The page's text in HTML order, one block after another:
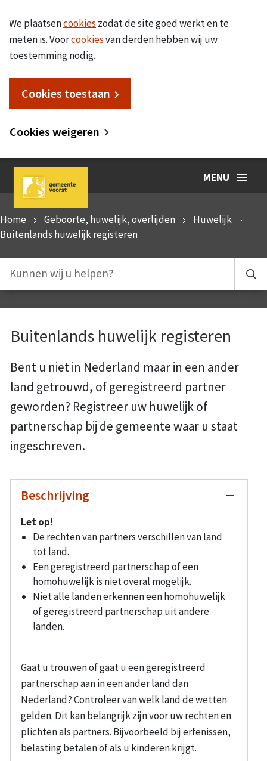
We plaatsencookies zodat de site goed werkt en te
meten is. Voorcookiesvan derden hebben wij uw
toestemming nodig.
Cookies toestaan
Cookies weigeren
MENU
Home Geboorte, huwelijk, overlijden
Huwelijk
Buitenlands huwelijk registeren
Buitenlands huwelijk registeren
Bent u niet in Nederland maar in een ander
land getrouwd, of geregistreerd partner
geworden? Registreer uw huwelijk of
partnerschap bij de gemeente waar u staat
ingeschreven.
Beschrijving
Let op!
De rechten van partners verschillen van land
tot land.
Een geregistreerd partnerschap of een
homohuwelijk is niet overal mogelijk.
Niet alle landen erkennen een homohuwelijk
of geregistreerd partnerschap uit andere
landen.
Gaat u trouwen of gaat u een geregistreerd
partnerschap aan in een ander land dan
Nederland? Controleer van welk land de wetten
gelden. Dit kan belangrijk zijn voor uw rechten en
plichten als partners. Bijvoorbeeld bij erfenissen,
belasting betalen of als u kinderen krijgt.